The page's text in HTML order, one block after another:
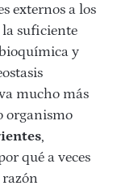
externos a los
la suficiente
y
mucho más
organismo
,
qué a veces
razón